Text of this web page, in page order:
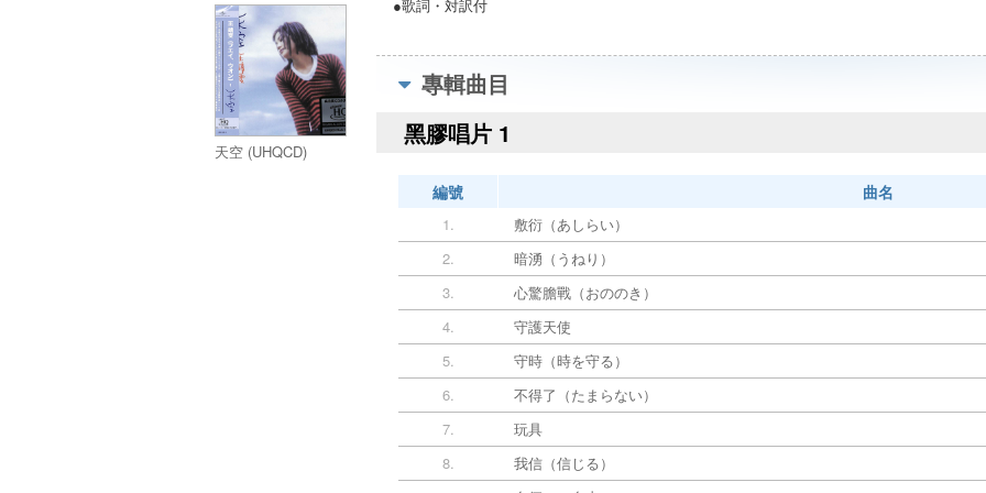
天空 (UHQCD)
●歌詞・対訳付
專輯曲目
黑膠唱片 1
編號 曲名
1.
敷衍（あしらい）
2.
暗湧（うねり）
3.
心驚膽戰（おののき）
4.
守護天使
5.
守時（時を守る）
6.
不得了（たまらない）
7.
玩具
8.
我信（信じる）